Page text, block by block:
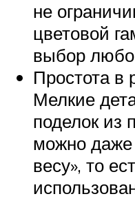
не
цветовой
выбор
Простота в
Мелкие
поделок из
можно даже
весу», то